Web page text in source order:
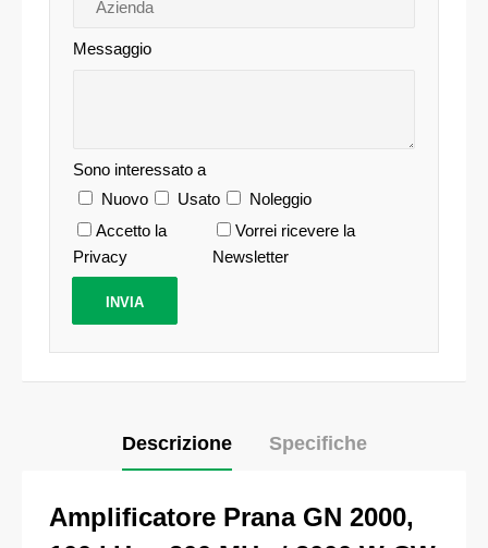
Messaggio
Sono interessato a
Nuovo
Usato
Noleggio
Accetto la
Privacy
Vorrei ricevere la
Newsletter
Descrizione Specifiche
Amplificatore Prana GN 2000,